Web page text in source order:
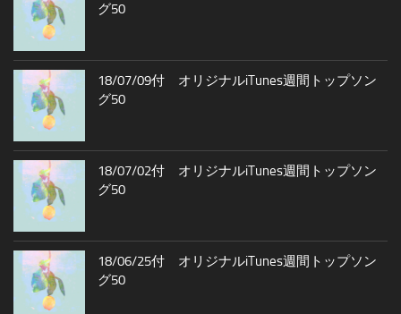
グ50
18/07/09付 オリジナルiTunes週間トップソン
グ50
18/07/02付 オリジナルiTunes週間トップソン
グ50
18/06/25付 オリジナルiTunes週間トップソン
グ50